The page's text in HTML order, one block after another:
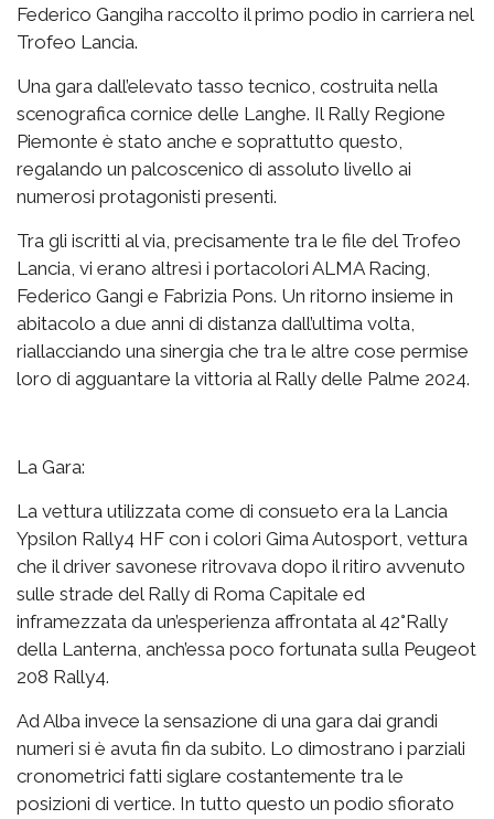
Federico Gangiha raccolto il primo podio in carriera nel
Trofeo Lancia.
Una gara dall’elevato tasso tecnico, costruita nella
scenografica cornice delle Langhe. Il Rally Regione
Piemonte è stato anche e soprattutto questo,
regalando un palcoscenico di assoluto livello ai
numerosi protagonisti presenti.
Tra gli iscritti al via, precisamente tra le file del Trofeo
Lancia, vi erano altresì i portacolori ALMA Racing,
Federico Gangi e Fabrizia Pons. Un ritorno insieme in
abitacolo a due anni di distanza dall’ultima volta,
riallacciando una sinergia che tra le altre cose permise
loro di agguantare la vittoria al Rally delle Palme 2024.
La Gara:
La vettura utilizzata come di consueto era la Lancia
Ypsilon Rally4 HF con i colori Gima Autosport, vettura
che il driver savonese ritrovava dopo il ritiro avvenuto
sulle strade del Rally di Roma Capitale ed
inframezzata da un’esperienza affrontata al 42°Rally
della Lanterna, anch’essa poco fortunata sulla Peugeot
208 Rally4.
Ad Alba invece la sensazione di una gara dai grandi
numeri si è avuta fin da subito. Lo dimostrano i parziali
cronometrici fatti siglare costantemente tra le
posizioni di vertice. In tutto questo un podio sfiorato